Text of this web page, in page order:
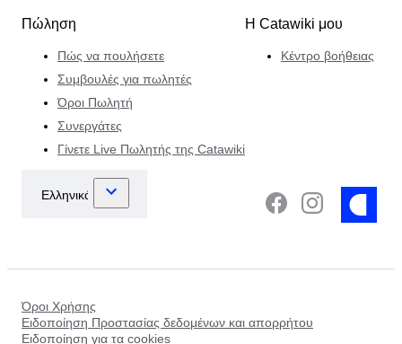
Πώληση
Πώς να πουλήσετε
Συμβουλές για πωλητές
Όροι Πωλητή
Συνεργάτες
Γίνετε Live Πωλητής της Catawiki
Η Catawiki μου
Κέντρο βοήθειας
Όροι Χρήσης
Ειδοποίηση Προστασίας δεδομένων και απορρήτου
Ειδοποίηση για τα cookies